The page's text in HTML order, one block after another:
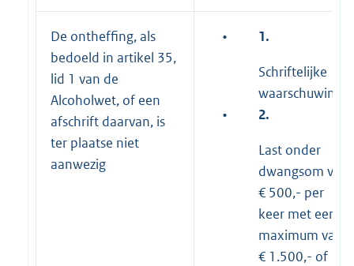
De ontheffing, als
bedoeld in artikel 35,
lid 1 van de
Alcoholwet, of een
afschrift daarvan, is
ter plaatse niet
aanwezig
• 1.
Schriftelijke
waarschuwing
•
2.
Last onder
dwangsom van
€ 500,- per
keer met een
maximum van
€ 1.500,- of